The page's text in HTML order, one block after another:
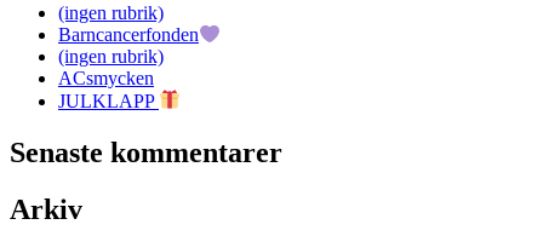
(ingen rubrik)
Barncancerfonden
(ingen rubrik)
ACsmycken
JULKLAPP
Senaste kommentarer
Arkiv